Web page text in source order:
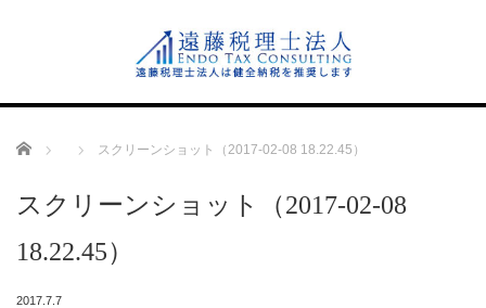
Home スクリーンショット（2017-02-08 18.22.45）
スクリーンショット（2017-02-08
18.22.45）
2017.7.7